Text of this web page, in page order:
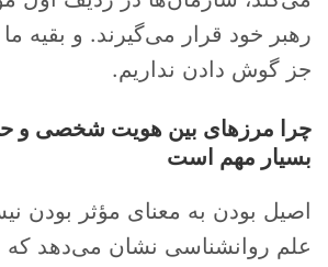
رهبر خود قرار می‌گیرند. و بقیه
جز گوش دادن نداریم.
چرا مرزهای بین هویت شخصی و
بسیار مهم است
اصیل بودن به معنای مؤثر بودن
علم روانشناسی نشان می‌دهد که